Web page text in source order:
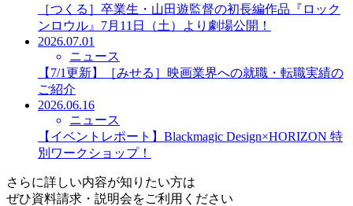
［つくる］卒業生・山田遊監督の初長編作品『ロック
ンロウル』7月11日（土）より劇場公開！
2026.07.01
ニュース
【7/1更新】［みせる］映画業界への就職・転職実績の
ご紹介
2026.06.16
ニュース
【イベントレポート】Blackmagic Design×HORIZON 特
別ワークショップ！
さらに詳しい内容が知りたい方は
ぜひ資料請求・説明会をご利用ください